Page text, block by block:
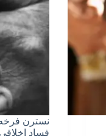
نسترن
فساد